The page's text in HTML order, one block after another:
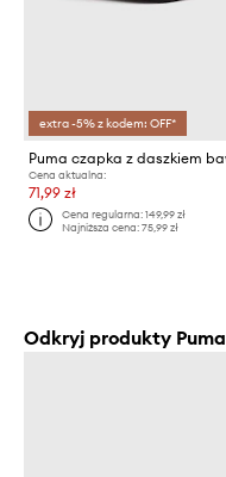
extra -5% z kodem: OFF*
Cena aktualna:
71,99 zł
Cena regularna:149,99 zł
Najniższa cena:75,99 zł
Odkryj produkty Puma